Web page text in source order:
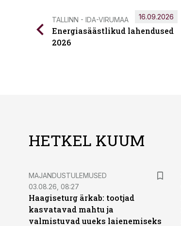
TALLINN - IDA-VIRUMAA
Energiasäästlikud lahendused
2026
16.09.2026
HETKEL KUUM
MAJANDUSTULEMUSED
03.08.26, 08:27
Haagiseturg ärkab: tootjad
kasvatavad mahtu ja
valmistuvad uueks laienemiseks